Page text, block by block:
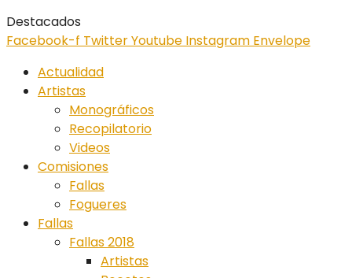
Destacados
Facebook-f TwitterYoutube Instagram Envelope
Actualidad
Artistas
Monográficos
Recopilatorio
Videos
Comisiones
Fallas
Fogueres
Fallas
Fallas 2018
Artistas